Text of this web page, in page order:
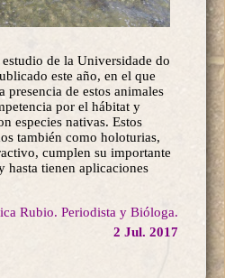
de la Universidade do
este año, en el que
presencia de estos animales
por el hábitat y
especies nativas. Estos
también como holoturias,
cumplen su importante
hasta tienen aplicaciones
Rubio. Periodista y Bióloga.
2 Jul. 2017